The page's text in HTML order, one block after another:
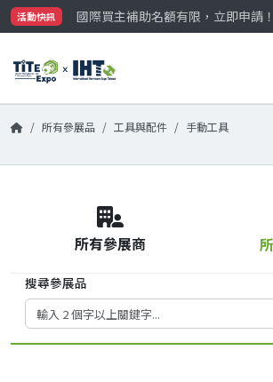
活動快訊
國際買主補助名額有限，立即申請！
參觀門票開放申請中‼️
國際買主補助名額有限，立即申請！
所有參展品 工具與配件 手動工具
所有參展商
搜尋參展品